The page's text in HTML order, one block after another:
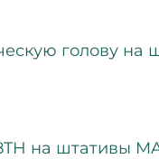
голову на
на штативы